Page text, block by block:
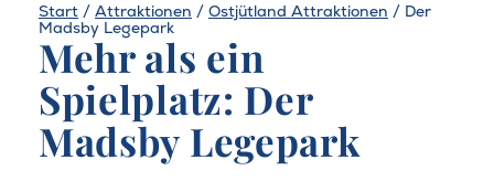
Start / Attraktionen / Ostjütland Attraktionen / Der
Madsby Legepark
Mehr als ein
Spielplatz: Der
Madsby Legepark